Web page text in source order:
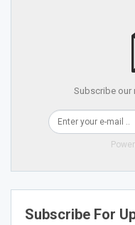
Subscribe our
Subscribe For